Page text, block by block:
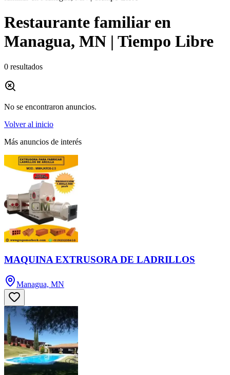
Restaurante familiar en
Managua, MN | Tiempo Libre
0 resultados
No se encontraron anuncios.
Volver al inicio
Más anuncios de interés
MAQUINA EXTRUSORA DE LADRILLOS
Managua, MN